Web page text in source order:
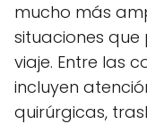
mucho más
situaciones
viaje. Entre las
incluyen
quirúrgicas,